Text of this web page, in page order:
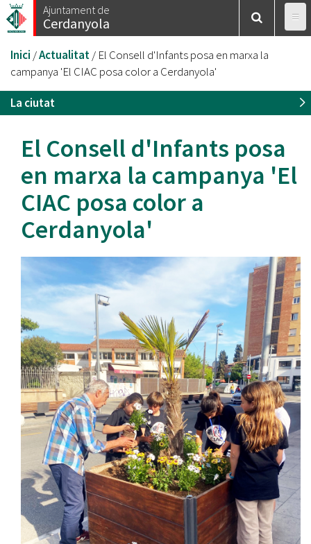
Vés
al
Ajuntament de
Cerdanyola
Esteu
aquí
Inici /Actualitat/ El Consell d'Infants posa en marxa la
campanya 'El CIAC posa color a Cerdanyola'
La ciutat
El Consell d'Infants posa
en marxa la campanya 'El
CIAC posa color a
Cerdanyola'